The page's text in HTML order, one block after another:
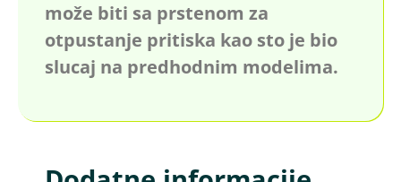
može biti sa prstenom za
otpustanje pritiska kao sto je bio
slucaj na predhodnim modelima.